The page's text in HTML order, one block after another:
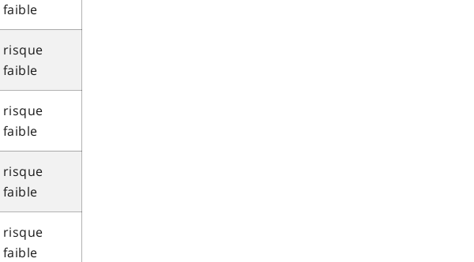
faible
risque
faible
risque
faible
risque
faible
risque
faible